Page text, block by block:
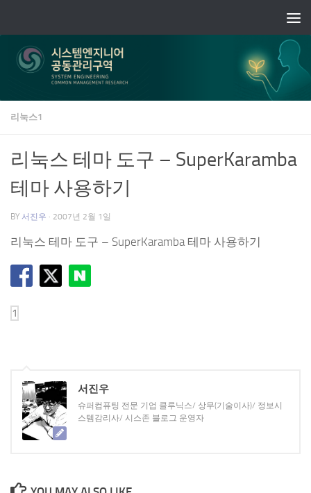
리눅스1
리눅스 테마 도구 – SuperKaramba
테마 사용하기
BY 서진우 · 2007년 2월 1일
리눅스 테마 도구 – SuperKaramba 테마 사용하기
서진우
슈퍼컴퓨팅 전문 기업 클루닉스/ 상무(기술이사)/ 정보시
스템감리사/ 시스존 블로그 운영자